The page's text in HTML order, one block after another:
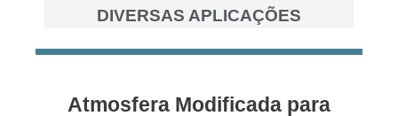
DIVERSAS APLICAÇÕES
Atmosfera Modificada para